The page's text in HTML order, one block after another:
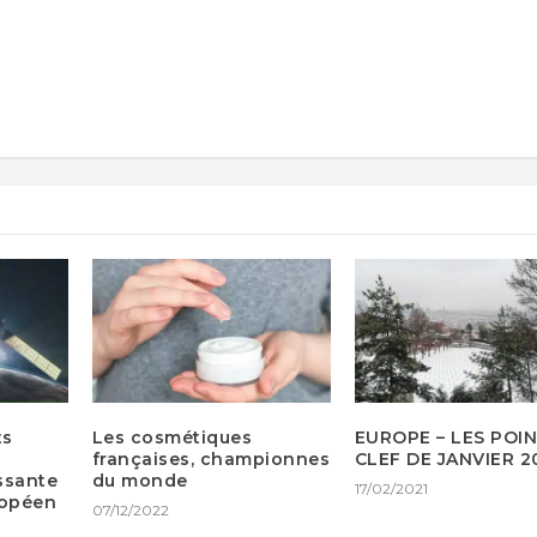
Les cosmétiques
françaises, championnes
du monde
07/12/2022
EUROPE – LES
CLEF DE JANVIER
17/02/2021